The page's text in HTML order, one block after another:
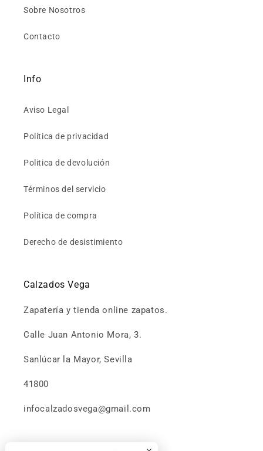
Sobre Nosotros
Contacto
Info
Aviso Legal
Política de privacidad
Politica de devolución
Términos del servicio
Política de compra
Derecho de desistimiento
Calzados Vega
Zapatería y tienda online zapatos.
Calle Juan Antonio Mora, 3.
Sanlúcar la Mayor, Sevilla
41800
infocalzadosvega@gmail.com